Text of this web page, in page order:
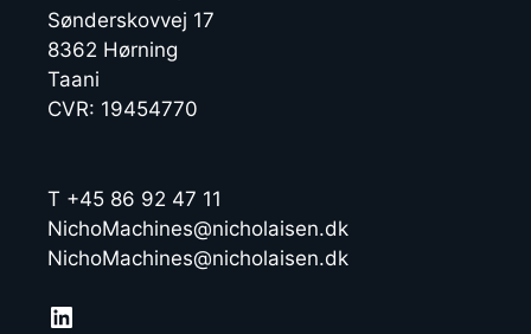
Sønderskovvej 17
8362 Hørning
Taani
CVR: 19454770
T +45 86 92 47 11
NichoMachines@nicholaisen.dk
NichoMachines@nicholaisen.dk
LinkedIn